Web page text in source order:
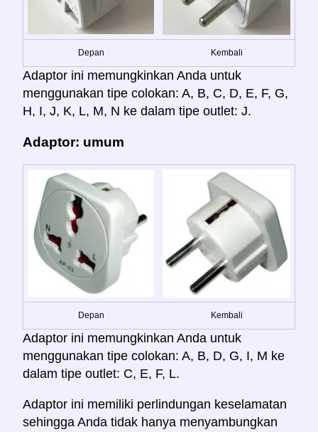
Depan Kembali
Adaptor ini memungkinkan Anda untuk
menggunakan tipe colokan: A, B, C, D, E, F, G,
H, I, J, K, L, M, N ke dalam tipe outlet: J.
Adaptor: umum
Depan Kembali
Adaptor ini memungkinkan Anda untuk
menggunakan tipe colokan: A, B, D, G, I, M ke
dalam tipe outlet: C, E, F, L.
Adaptor ini memiliki perlindungan keselamatan
sehingga Anda tidak hanya menyambungkan